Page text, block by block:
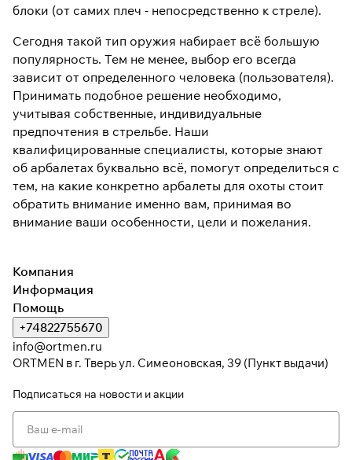
блоки (от самих плеч - непосредственно к стреле).
Сегодня такой тип оружия набирает всё большую
популярность. Тем не менее, выбор его всегда
зависит от определенного человека (пользователя).
Принимать подобное решение необходимо,
учитывая собственные, индивидуальные
предпочтения в стрельбе. Наши
квалифицированные специалисты, которые знают
об арбалетах буквально всё, помогут определиться с
тем, на какие конкретно арбалеты для охоты стоит
обратить внимание именно вам, принимая во
внимание ваши особенности, цели и пожелания.
Компания
Информация
Помощь
+74822755670
info@ortmen.ru
ORTMEN в г. Тверь ул. Симеоновская, 39 (Пункт выдачи)
Подписаться на новости и акции